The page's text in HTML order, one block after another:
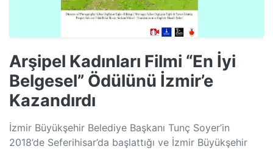
Arşipel Kadınları Filmi “En İyi
Belgesel” Ödülünü İzmir’e
Kazandırdı
İzmir Büyükşehir Belediye Başkanı Tunç Soyer’in
2018’de Seferihisar’da başlattığı ve İzmir Büyükşehir